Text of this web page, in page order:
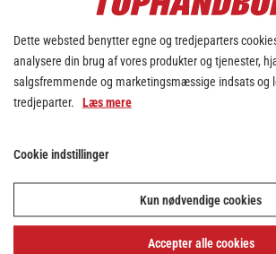
2 MIN.
24
0.77
RØDT KORT.
2
MEP
Dette websted benytter egne og tredjeparters
analysere din brug af vores produkter og tjenester,
salgsfremmende og marketingsmæssige indsats og
tredjeparter. Læs mere
Cookie indstillinger
Kun nødvendige cookies
Accepter alle cookies